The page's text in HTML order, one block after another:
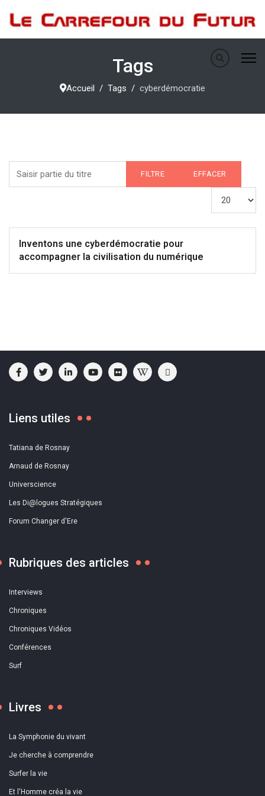
Tags
Accueil Tags cyberdémocratie
FILTRE EFFACER
Inventons une cyberdémocratie pour
accompagner la civilisation du numérique
Liens utiles
Tatiana de Rosnay
Arnaud de Rosnay
Universcience
Les Di@logues Stratégiques
Forum Changer d'Ere
Rubriques des articles
Interviews
Chroniques
Chroniques Vidéos
Conférences
Surf
Livres
La Symphonie du vivant
Je cherche à comprendre
Surfer la vie
Et l'Homme créa la vie